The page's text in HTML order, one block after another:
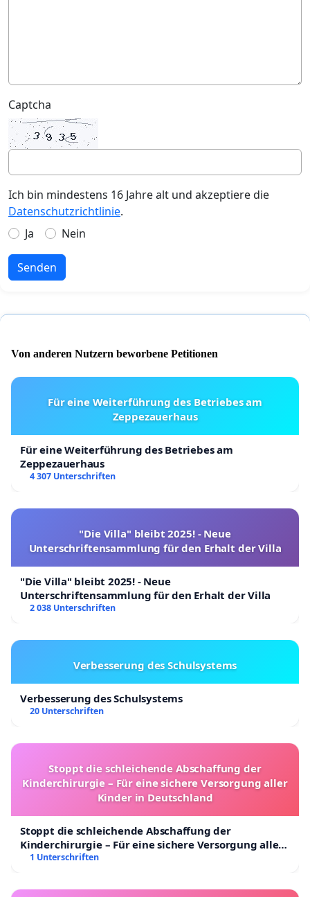
Captcha
Ich bin mindestens 16 Jahre alt und akzeptiere die
Datenschutzrichtlinie.
Ja
Nein
Senden
Von anderen Nutzern beworbene Petitionen
Für eine Weiterführung des Betriebes am
Zeppezauerhaus
Für eine Weiterführung des Betriebes am
Zeppezauerhaus
4 307 Unterschriften
"Die Villa" bleibt 2025! - Neue
Unterschriftensammlung für den Erhalt der Villa
"Die Villa" bleibt 2025! - Neue
Unterschriftensammlung für den Erhalt der Villa
2 038 Unterschriften
Verbesserung des Schulsystems
Verbesserung des Schulsystems
20 Unterschriften
Stoppt die schleichende Abschaffung der
Kinderchirurgie – Für eine sichere Versorgung aller
Kinder in Deutschland
Stoppt die schleichende Abschaffung der
Kinderchirurgie – Für eine sichere Versorgung aller
Kinder in Deutschland
1 Unterschriften